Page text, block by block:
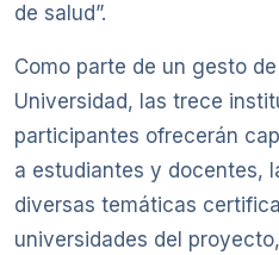
de salud”.
Como parte de un gesto
Universidad, las trece
participantes ofrecerán
a estudiantes y docentes,
diversas temáticas
universidades del